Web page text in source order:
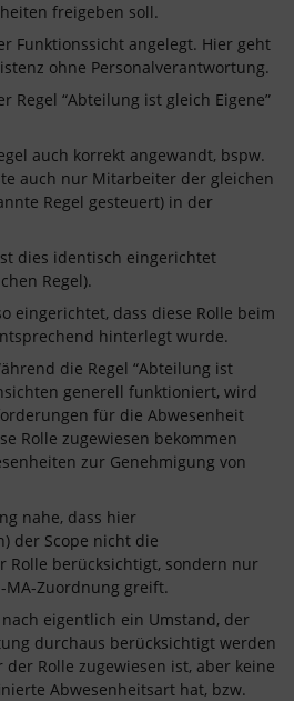
freigeben soll.
Funktionssicht angelegt. Hier geht
ohne Personalverantwortung.
Regel “Abteilung ist gleich Eigene”
auch korrekt angewandt, bspw.
auch nur Mitarbeiter der gleichen
Regel gesteuert) in der
dies identisch eingerichtet
Regel).
eingerichtet, dass diese Rolle beim
hinterlegt wurde.
die Regel “Abteilung ist
generell funktioniert, wird
für die Abwesenheit
Rolle zugewiesen bekommen
zur Genehmigung von
nahe, dass hier
der Scope nicht die
Rolle berücksichtigt, sondern nur
MA-Zuordnung greift.
eigentlich ein Umstand, der
durchaus berücksichtigt werden
der Rolle zugewiesen ist, aber keine
Abwesenheitsart hat, bzw.